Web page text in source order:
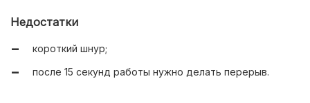
Недостатки
короткий шнур;
после 15 секунд работы нужно делать перерыв.